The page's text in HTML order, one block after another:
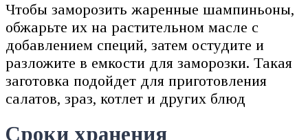
Чтобы заморозить жаренные шампиньоны,
обжарьте их на растительном масле с
добавлением специй, затем остудите и
разложите в емкости для заморозки. Такая
заготовка подойдет для приготовления
салатов, зраз, котлет и других блюд
Сроки хранения